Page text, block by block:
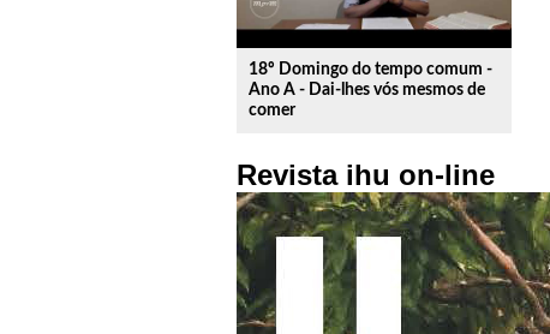
18º Domingo do tempo comum -
Ano A - Dai-lhes vós mesmos de
comer
Revista ihu on-line